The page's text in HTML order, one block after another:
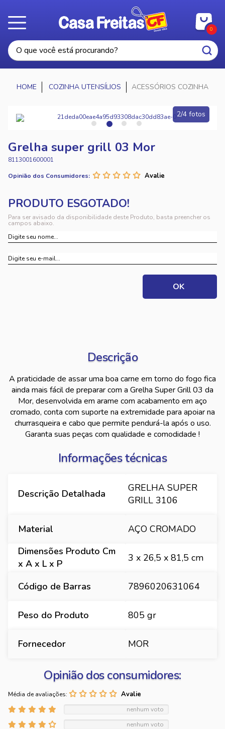
0
COZINHA UTENSÍLIOS ACESSÓRIOS COZINHA
2/4 fotos
Grelha super grill 03 Mor
8113001600001
Opinião dos Consumidores:
Para ser avisado da disponibilidade deste Produto, basta preencher os
campos abaixo.
Descrição
A praticidade de assar uma boa carne em torno do fogo fica
ainda mais fácil de preparar com a Grelha Super Grill 03 da
Mor, desenvolvida em arame com acabamento em aço
cromado, conta com suporte na extremidade para apoiar na
churrasqueira e cabo que permite pendurá-la após o uso.
Garanta suas peças com qualidade e comodidade !
Informações técnicas
Descrição Detalhada
GRELHA SUPER
GRILL 3106
Material
AÇO CROMADO
Dimensões Produto Cm
x A x L x P
3 x 26,5 x 81,5 cm
Código de Barras 7896020631064
Peso do Produto 805 gr
Fornecedor MOR
Opinião dos consumidores:
Média de avaliações:
nenhum voto
nenhum voto